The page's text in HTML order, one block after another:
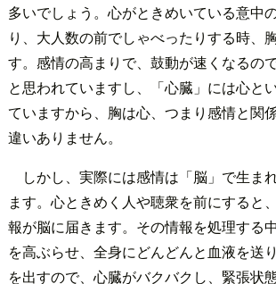
多いでしょう。心がときめいている意中
り、大人数の前でしゃべったりする時、
す。感情の高まりで、鼓動が速くなるの
と思われていますし、「心臓」には心と
ていますから、胸は心、つまり感情と関
違いありません。
しかし、実際には感情は「脳」で生ま
ます。心ときめく人や聴衆を前にすると
報が脳に届きます。その情報を処理する
を高ぶらせ、全身にどんどんと血液を送
を出すので、心臓がバクバクし、緊張状